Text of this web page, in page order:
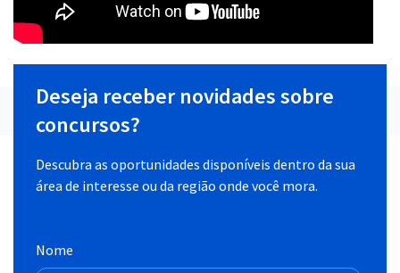
Deseja receber novidades sobre
concursos?
Descubra as oportunidades disponíveis dentro da sua
área de interesse ou da região onde você mora.
Nome